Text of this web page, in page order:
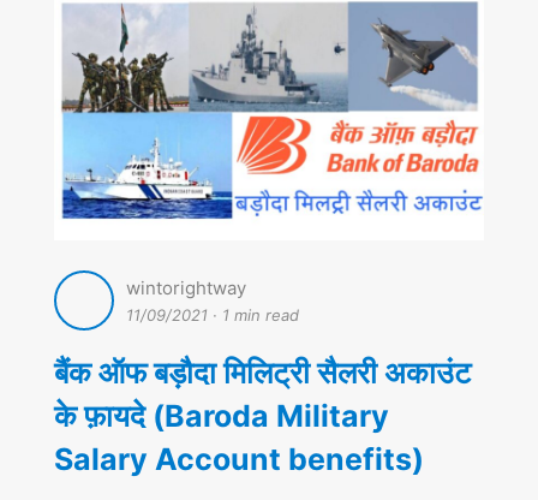
wintorightway
11/09/2021 · 1 min read
बैंक ऑफ बड़ौदा मिलिट्री सैलरी अकाउंट
के फ़ायदे (Baroda Military
Salary Account benefits)